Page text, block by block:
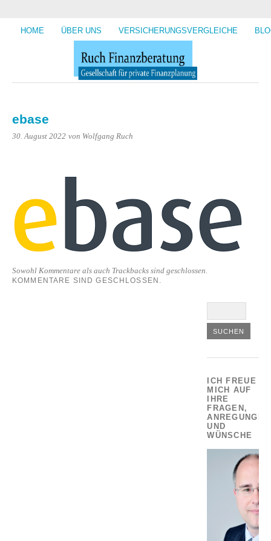
HOME ÜBER UNS VERSICHERUNGSVERGLEICHE
ebase
30. August 2022 von Wolfgang Ruch
Sowohl Kommentare als auch Trackbacks sind geschlossen.
KOMMENTARE SIND GESCHLOSSEN.
ICH FREUE
MICH AUF
IHRE
FRAGEN,
ANREGUNGEN
UND
WÜNSCHE